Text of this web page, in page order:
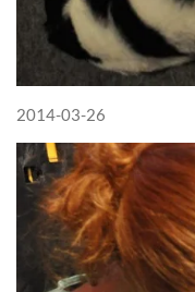
2014-03-26